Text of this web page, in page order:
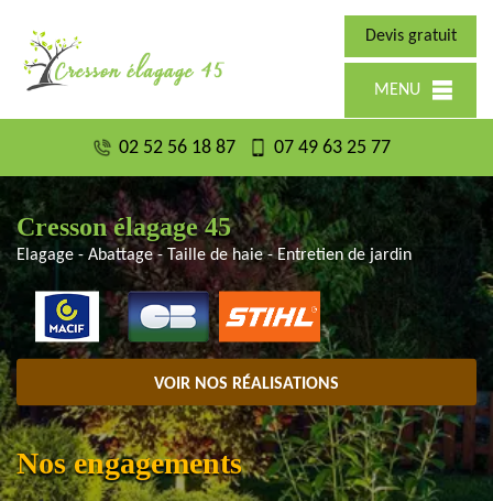
Devis gratuit
MENU
02 52 56 18 87 07 49 63 25 77
Cresson élagage 45
Elagage - Abattage - Taille de haie - Entretien de jardin
VOIR NOS RÉALISATIONS
Nos engagements